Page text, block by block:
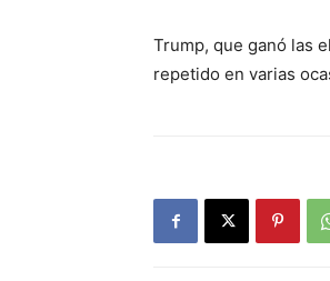
Trump, que ganó las
repetido en varias